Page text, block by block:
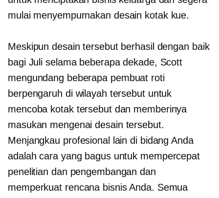
mulai menyempurnakan desain kotak kue.
Meskipun desain tersebut berhasil dengan baik
bagi Juli selama beberapa dekade, Scott
mengundang beberapa pembuat roti
berpengaruh di wilayah tersebut untuk
mencoba kotak tersebut dan memberinya
masukan mengenai desain tersebut.
Menjangkau profesional lain di bidang Anda
adalah cara yang bagus untuk mempercepat
penelitian dan pengembangan dan
memperkuat rencana bisnis Anda. Semua